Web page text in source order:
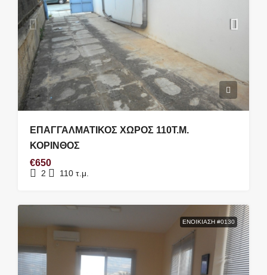
ΕΠΑΓΓΑΛΜΑΤΙΚΟΣ ΧΩΡΟΣ 110Τ.Μ.
ΚΟΡΙΝΘΟΣ
€650
2 110 τ.μ.
ΕΝΟΙΚΊΑΣΗ #0130